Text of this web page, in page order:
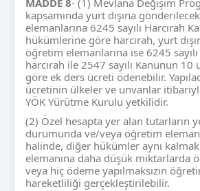
MADDE 8- (1) Mevlana Değişim
kapsamında yurt dışına
elemanlarına 6245 sayılı Harcırah
hükümlerine göre harcırah, yurt
öğretim elemanlarına ise 6245
harcırah ile 2547 sayılı Kanunun
göre ek ders ücreti ödenebilir.
ücretinin ülkeler ve unvanlar
YÖK Yürütme Kurulu yetkilidir.
(2) Özel hesapta yer alan tutarların
durumunda ve/veya öğretim
halinde, diğer hükümler aynı
elemanına daha düşük miktarlarda
veya hiç ödeme yapılmaksızın
hareketliliği gerçekleştirilebilir.